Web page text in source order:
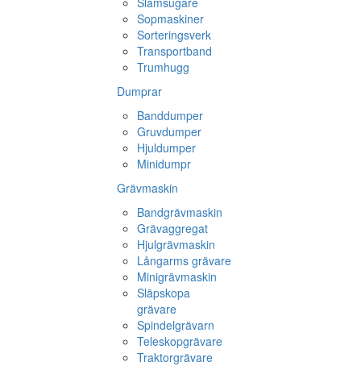
Sopmaskiner
Sorteringsverk
Transportband
Trumhugg
Dumprar
Banddumper
Gruvdumper
Hjuldumper
Minidumpr
Grävmaskin
Bandgrävmaskin
Grävaggregat
Hjulgrävmaskin
Långarms grävare
Minigrävmaskin
Släpskopa
grävare
Spindelgrävarn
Teleskopgrävare
Traktorgrävare